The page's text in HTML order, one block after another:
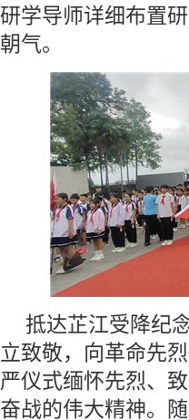
研学导师详细布置
朝气。
抵达芷江受降纪
立致敬，向革命先
严仪式缅怀先烈、
奋战的伟大精神。